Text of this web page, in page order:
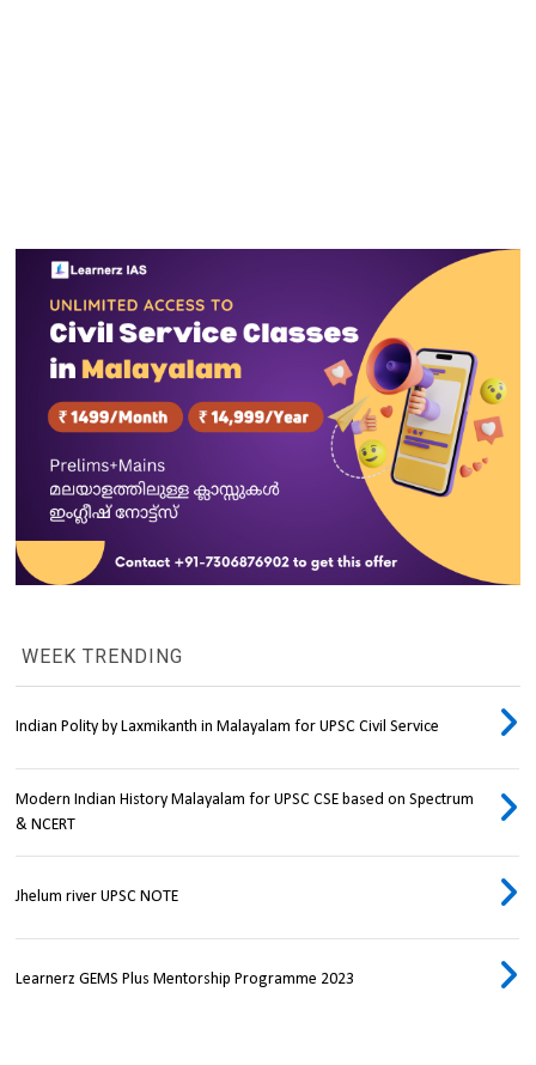
WEEK TRENDING
Indian Polity by Laxmikanth in Malayalam for UPSC Civil Service
Modern Indian History Malayalam for UPSC CSE based on Spectrum
& NCERT
Jhelum river UPSC NOTE
Learnerz GEMS Plus Mentorship Programme 2023